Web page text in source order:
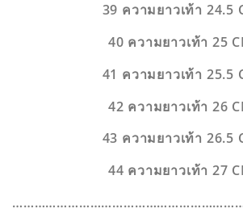
39 ความยาวเท้า 24.5
40 ความยาวเท้า 25
41 ความยาวเท้า 25.5
42 ความยาวเท้า 26
43 ความยาวเท้า 26.5
44 ความยาวเท้า 27